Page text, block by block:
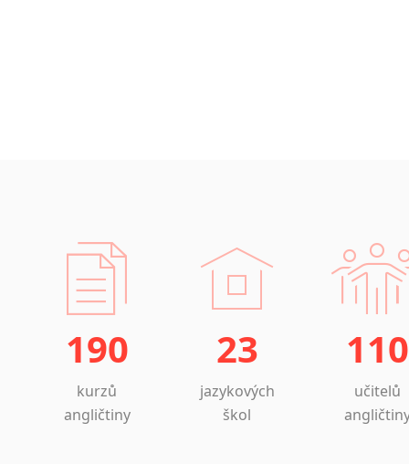
Korsičtina
Kumykština
Kurdština
Kyrgyzština
Laoština
Laponština
Latina
Lezginština
190
kurzů
angličtiny
23
jazykových
škol
110
učitelů